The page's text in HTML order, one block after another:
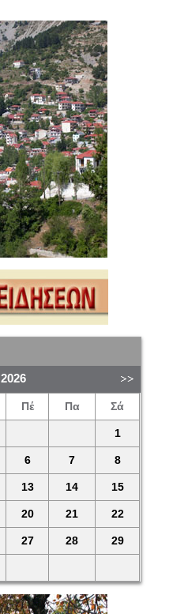
2026
Πέ Πα Σά
1
6 7 8
13 14 15
20 21 22
27 28 29